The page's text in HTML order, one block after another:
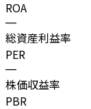
ROA
—
総資産利益率
PER
—
株価収益率
PBR